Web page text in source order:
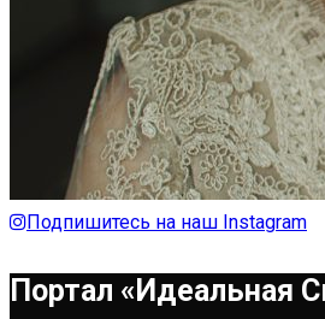
Подпишитесь на наш Instagram
Портал «Идеальная